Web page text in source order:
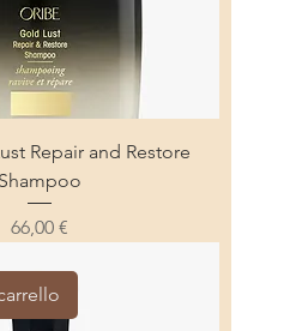
Repair and Restore
Shampoo
Prezzo
66,00 €